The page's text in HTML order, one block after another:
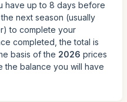
have up to 8 days before
next season (usually
to complete your
completed, the total is
basis of the 2026 prices
the balance you will have